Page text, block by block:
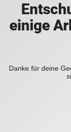
einige
Danke für deine